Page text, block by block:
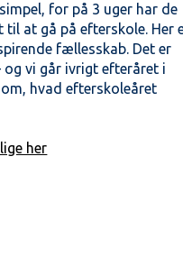
for på 3 uger har de
til at gå på efterskole. Her
fællesskab. Det er
og vi går ivrigt efteråret i
hvad efterskoleåret
her